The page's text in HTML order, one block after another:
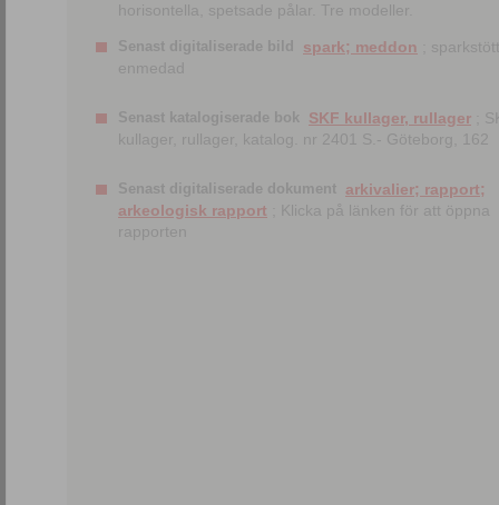
horisontella, spetsade pålar. Tre modeller.
Senast digitaliserade bild spark; meddon ;
enmedad
Senast katalogiserade bok SKF kullager, rullager ;
kullager, rullager, katalog. nr 2401 S.- Göteborg, 162
Senast digitaliserade dokument arkivalier; rapport;
arkeologisk rapport ; Klicka på länken för att öppna
rapporten